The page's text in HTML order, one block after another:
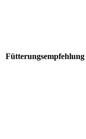
Fütterungsempfehlung